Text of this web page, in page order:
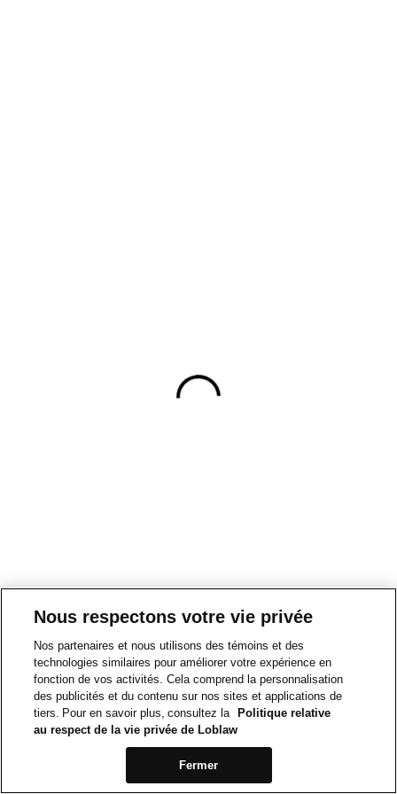
Nous respectons votre vie privée
Nos partenaires et nous utilisons des témoins et des
technologies similaires pour améliorer votre expérience en
fonction de vos activités. Cela comprend la personnalisation
des publicités et du contenu sur nos sites et applications de
tiers. Pour en savoir plus, consultez la
Politique relative
au respect de la vie privée de Loblaw
Fermer